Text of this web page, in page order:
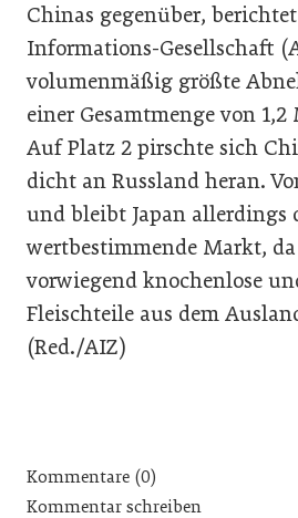
Chinas gegenüber,
Informations-Gesellschaft
volumenmäßig größte
einer Gesamtmenge von
Auf Platz 2 pirschte sich
dicht an Russland heran.
und bleibt Japan allerdings
wertbestimmende Markt,
vorwiegend knochenlose
Fleischteile aus dem
(Red./AIZ)
Kommentare (0)
Kommentar schreiben